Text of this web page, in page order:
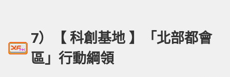
7）【 科創基地 】「北部都會
區」行動綱領